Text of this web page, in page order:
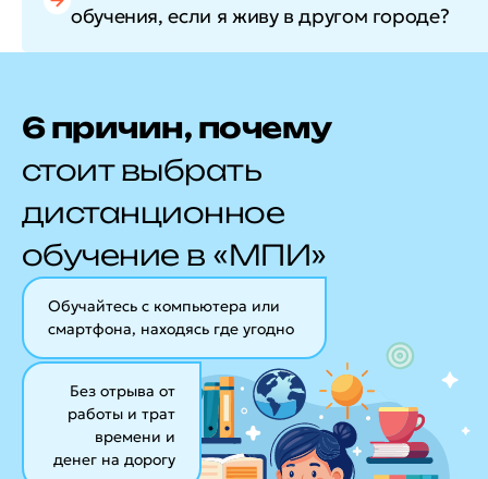
обучения, если я живу в другом городе?
6 причин, почему
стоит выбрать
дистанционное
обучение в «МПИ»
Обучайтесь с компьютера или
смартфона, находясь где угодно
Без отрыва от
работы и трат
времени и
денег на дорогу